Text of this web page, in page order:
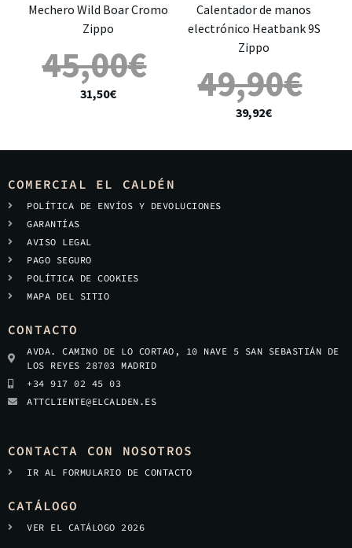
Mechero Wild Boar Cromo
Zippo
45,00€
31,50€
Calentador de manos
electrónico Heatbank 9S
Zippo
49,90€
39,92€
COMERCIAL EL CALDÉN
POLÍTICA DE ENVÍOS Y DEVOLUCIONES
GARANTÍAS
AVISO LEGAL
PAGO SEGURO
POLÍTICA DE COOKIES
MAPA DEL SITIO
CONTACTO
AVDA. CAMINO DE LO CORTAO, 10 NAVE 5 SAN SEBASTIÁN DE
LOS REYES 28703 MADRID
+34 917 02 45 03
ATTCLIENTE@ELCALDEN.ES
CONTACTA CON NOSOTROS
IR AL FORMULARIO DE CONTACTO
CATÁLOGO
VER EL CATÁLOGO 2026